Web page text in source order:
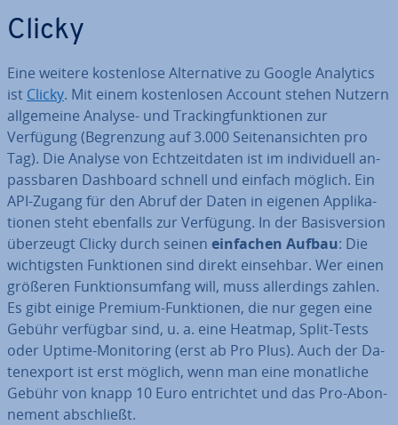
Clicky
Eine weitere kos­ten­lo­se Al­ter­na­ti­ve zu Google Analytics
ist Clicky. Mit einem kos­ten­lo­sen Account stehen Nutzern
all­ge­mei­ne Analyse- und Track­ing­funk­tio­nen zur
Verfügung (Be­gren­zung auf 3.000 Sei­ten­an­sich­ten pro
Tag). Die Analyse von Echt­zeit­da­ten ist im in­di­vi­du­ell an­
pass­ba­ren Dashboard schnell und einfach möglich. Ein
API-Zugang für den Abruf der Daten in eigenen Ap­pli­ka­
tio­nen steht ebenfalls zur Verfügung. In der Ba­sis­ver­si­on
überzeugt Clicky durch seinen einfachen Aufbau: Die
wich­tigs­ten Funk­tio­nen sind direkt einsehbar. Wer einen
größeren Funk­ti­ons­um­fang will, muss al­ler­dings zahlen.
Es gibt einige Premium-Funk­tio­nen, die nur gegen eine
Gebühr verfügbar sind, u. a. eine Heatmap, Split-Tests
oder Uptime-Mo­ni­to­ring (erst ab Pro Plus). Auch der Da­
ten­ex­port ist erst möglich, wenn man eine mo­nat­li­che
Gebühr von knapp 10 Euro ent­rich­tet und das Pro-Abon­
ne­ment ab­schließt.